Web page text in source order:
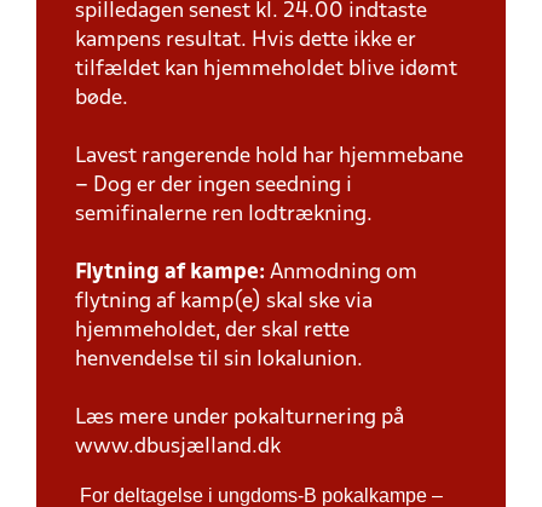
spilledagen senest kl. 24.00 indtaste
kampens resultat. Hvis dette ikke er
tilfældet kan hjemmeholdet blive idømt
bøde.
Lavest rangerende hold har hjemmebane
– Dog er der ingen seedning i
semifinalerne ren lodtrækning.
Flytning af kampe: Anmodning om
flytning af kamp(e) skal ske via
hjemmeholdet, der skal rette
henvendelse til sin lokalunion.
Læs mere under pokalturnering på
www.dbusjælland.dk
For deltagelse i ungdoms-B pokalkampe –